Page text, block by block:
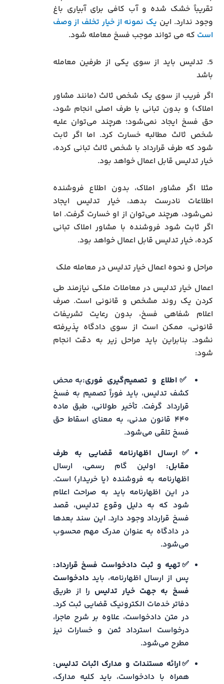
تقریباً خشک شده و آب کافی برای آبیاری باغ
وجود ندارد. این یک نمونه از خیار تخلف از وصف
است که می تواند موجب فسخ معامله شود.
5. تدلیس باید از سوی یکی از طرفین معامله
باشد
اگر فریب از سوی یک شخص ثالث (مانند مشاور
املاک) و بدون تبانی با طرف اصلی انجام شود،
حق فسخ ایجاد نمی‌شود؛ هرچند می‌توان علیه
شخص ثالث مطالبه خسارت کرد. اما اگر ثابت
شود که طرف قرارداد با شخص ثالث تبانی کرده،
خیار تدلیس قابل اعمال خواهد بود.
مثلا اگر مشاور املاک، بدون اطلاع فروشنده
اطلاعات نادرست بدهد، خیار تدلیس ایجاد
نمی‌شود، هرچند می‌توان از او خسارت گرفت. اما
اگر ثابت شود فروشنده با مشاور املاک تبانی
کرده، خیار تدلیس قابل اعمال خواهد بود.
مراحل و نحوه اعمال خیار تدلیس در معامله ملک
اعمال خیار تدلیس در معاملات ملکی نیازمند طی
کردن یک روند مشخص و قانونی است. صرف
اعلام شفاهی فسخ، بدون رعایت تشریفات
قانونی، ممکن است از سوی دادگاه پذیرفته
نشود. بنابراین باید مراحل زیر به دقت انجام
شود:
✅اطلاع و تصمیم‌گیری فوری:به محض
کشف تدلیس، باید فوراً تصمیم به فسخ
قرارداد گرفت. تأخیر طولانی، طبق ماده
۴۴۰ قانون مدنی، به معنای اسقاط حق
فسخ تلقی می‌شود.
✅ارسال اظهارنامه قضایی به طرف
مقابل: اولین گام رسمی، ارسال
اظهارنامه به فروشنده (یا خریدار) است.
در این اظهارنامه باید به صراحت اعلام
شود که به دلیل وقوع تدلیس، قصد
فسخ قرارداد وجود دارد. این سند بعدها
در دادگاه به عنوان مدرک مهم محسوب
می‌شود.
✅تهیه و ثبت دادخواست فسخ قرارداد:
پس از ارسال اظهارنامه، بایددادخواست
فسخ به جهت خیار تدلیس را از طریق
دفاتر خدمات الکترونیک قضایی ثبت کرد.
در متن دادخواست، علاوه بر شرح ماجرا،
درخواست استرداد ثمن و خسارات نیز
مطرح می‌شود.
✅ارائه مستندات و مدارک اثبات تدلیس:
همراه با دادخواست، باید کلیه مدارک،